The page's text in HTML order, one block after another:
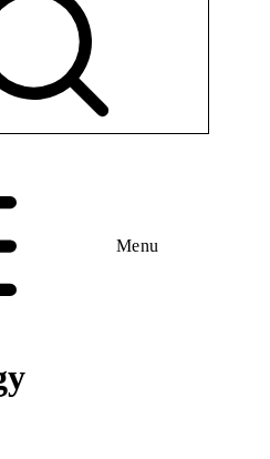
Menu